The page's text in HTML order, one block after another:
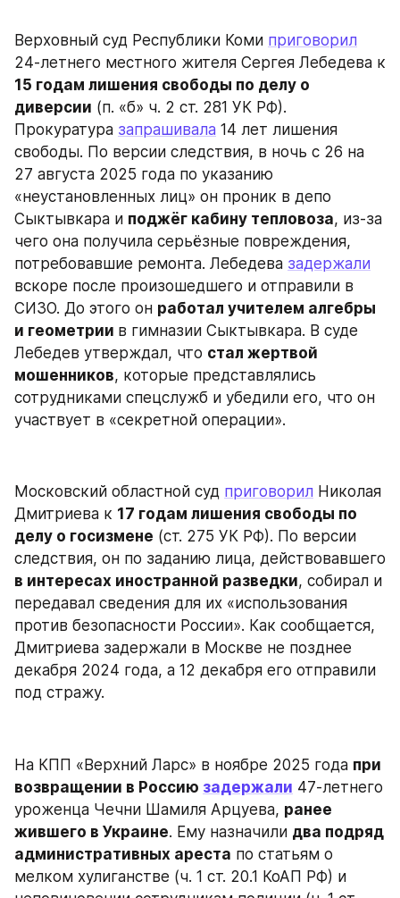
Верховный суд Республики Коми приговорил
15 годам лишения свободы по делу о
диверсии (п. «б» ч. 2 ст. 281 УК РФ).
Прокуратура запрашивала 14 лет лишения
свободы. По версии следствия, в ночь с 26 на
27 августа 2025 года по указанию
«неустановленных лиц» он проник в депо
Сыктывкара и поджёг кабину тепловоза, из-за
чего она получила серьёзные повреждения,
потребовавшие ремонта. Лебедева задержали
вскоре после произошедшего и отправили в
СИЗО. До этого он работал учителем алгебры
и геометрии в гимназии Сыктывкара. В суде
Лебедев утверждал, что стал жертвой
мошенников, которые представлялись
сотрудниками спецслужб и убедили его, что он
участвует в «секретной операции».
Московский областной суд приговорил Николая
Дмитриева к 17 годам лишения свободы по
делу о госизмене (ст. 275 УК РФ). По версии
в интересах иностранной разведки, собирал и
передавал сведения для их «использования
против безопасности России». Как сообщается,
Дмитриева задержали в Москве не позднее
декабря 2024 года, а 12 декабря его отправили
под стражу.
На КПП «Верхний Ларс» в ноябре 2025 года при
возвращении в Россию задержали 47-летнего
уроженца Чечни Шамиля Арцуева, ранее
жившего в Украине. Ему назначили два подряд
административных ареста по статьям о
мелком хулиганстве (ч. 1 ст. 20.1 КоАП РФ) и